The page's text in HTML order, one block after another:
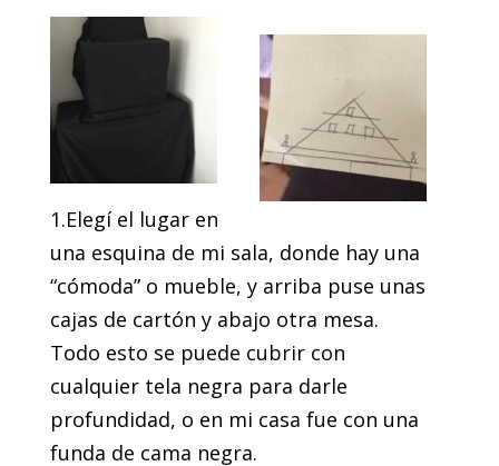
1.Elegí el lugar en
una esquina de mi sala, donde hay una
“cómoda” o mueble, y arriba puse unas
cajas de cartón y abajo otra mesa.
Todo esto se puede cubrir con
cualquier tela negra para darle
profundidad, o en mi casa fue con una
funda de cama negra.